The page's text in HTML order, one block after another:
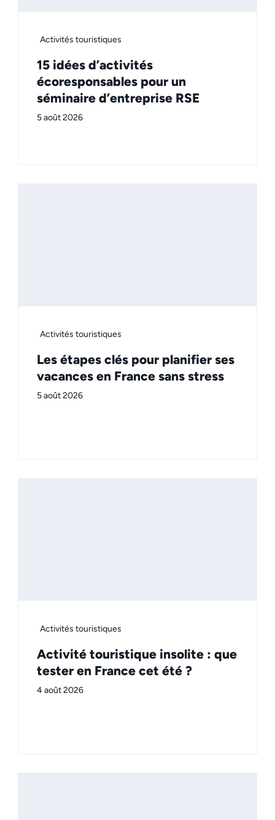
Activités touristiques
15 idées d’activités
écoresponsables pour un
séminaire d’entreprise RSE
5 août 2026
Activités touristiques
Les étapes clés pour planifier ses
vacances en France sans stress
5 août 2026
Activités touristiques
Activité touristique insolite : que
tester en France cet été ?
4 août 2026